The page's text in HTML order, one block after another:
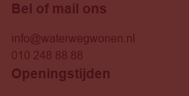
Bel of mail ons
info@waterwegwonen.nl
010 248 88 88
Openingstijden